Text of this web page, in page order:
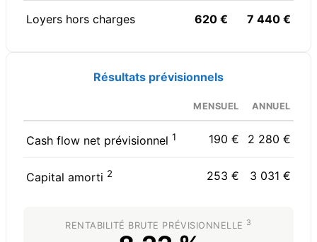
Loyers hors charges 620 € 7 440 €
Résultats prévisionnels
MENSUEL ANNUEL
Cash flow net prévisionnel 1 190 € 2 280 €
Capital amorti 2 253 € 3 031 €
RENTABILITÉ BRUTE PRÉVISIONNELLE 3